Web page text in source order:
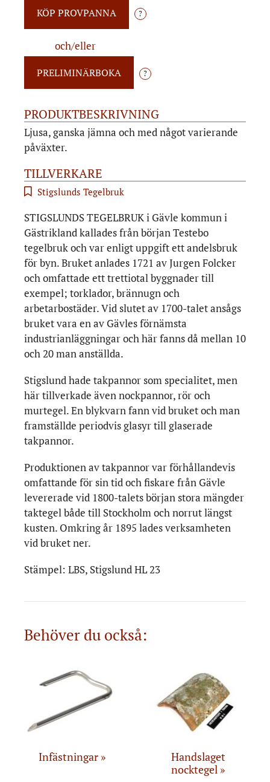
?
och/eller
?
PRODUKTBESKRIVNING
Ljusa, ganska jämna och med något varierande
påväxter.
TILLVERKARE
Stigslunds Tegelbruk
STIGSLUNDS TEGELBRUK i Gävle kommun i
Gästrikland kallades från början Testebo
tegelbruk och var enligt uppgift ett andelsbruk
för byn. Bruket anlades 1721 av Jurgen Folcker
och omfattade ett trettiotal byggnader till
exempel; torklador, brännugn och
arbetarbostäder. Vid slutet av 1700-talet ansågs
bruket vara en av Gävles förnämsta
industrianläggningar och här fanns då mellan 10
och 20 man anställda.
Stigslund hade takpannor som specialitet, men
här tillverkade även nockpannor, rör och
murtegel. En blykvarn fann vid bruket och man
framställde periodvis glasyr till glaserade
takpannor.
Produktionen av takpannor var förhållandevis
omfattande för sin tid och fiskare från Gävle
levererade vid 1800-talets början stora mängder
taktegel både till Stockholm och norrut längst
kusten. Omkring år 1895 lades verksamheten
vid bruket ner.
Stämpel: LBS, Stigslund HL 23
Behöver du också:
Infästningar
Handslaget
nocktegel